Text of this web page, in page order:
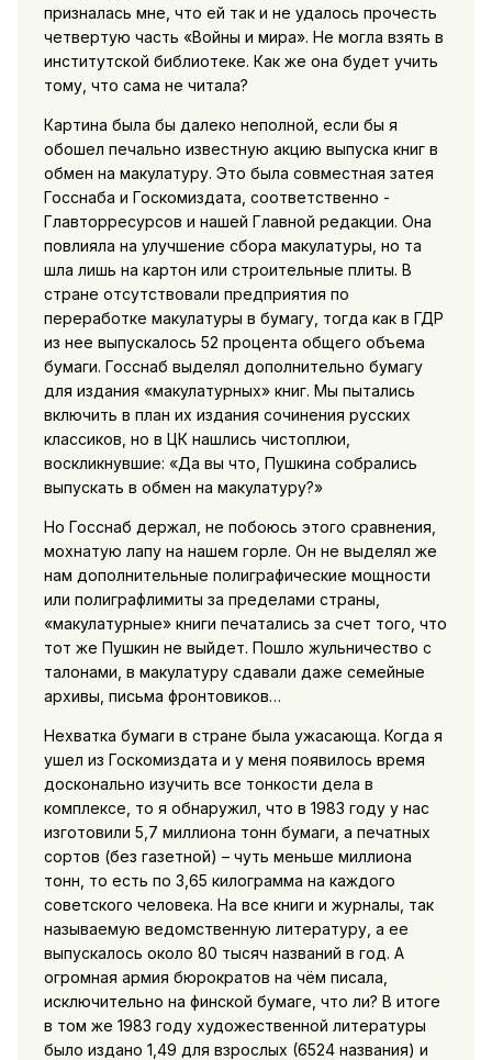
призналась мне, что ей так и не удалось прочесть
четвертую часть «Войны и мира». Не могла взять в
институтской библиотеке. Как же она будет учить
тому, что сама не читала?
Картина была бы далеко неполной, если бы я
обошел печально известную акцию выпуска книг в
обмен на макулатуру. Это была совместная затея
Госснаба и Госкомиздата, соответственно -
Главторресурсов и нашей Главной редакции. Она
повлияла на улучшение сбора макулатуры, но та
шла лишь на картон или строительные плиты. В
стране отсутствовали предприятия по
переработке макулатуры в бумагу, тогда как в ГДР
из нее выпускалось 52 процента общего объема
бумаги. Госснаб выделял дополнительно бумагу
для издания «макулатурных» книг. Мы пытались
включить в план их издания сочинения русских
классиков, но в ЦК нашлись чистоплюи,
воскликнувшие: «Да вы что, Пушкина собрались
выпускать в обмен на макулатуру?»
Но Госснаб держал, не побоюсь этого сравнения,
мохнатую лапу на нашем горле. Он не выделял же
нам дополнительные полиграфические мощности
или полиграфлимиты за пределами страны,
«макулатурные» книги печатались за счет того, что
тот же Пушкин не выйдет. Пошло жульничество с
талонами, в макулатуру сдавали даже семейные
архивы, письма фронтовиков…
Нехватка бумаги в стране была ужасающа. Когда я
ушел из Госкомиздата и у меня появилось время
досконально изучить все тонкости дела в
комплексе, то я обнаружил, что в 1983 году у нас
изготовили 5,7 миллиона тонн бумаги, а печатных
сортов (без газетной) – чуть меньше миллиона
тонн, то есть по 3,65 килограмма на каждого
советского человека. На все книги и журналы, так
называемую ведомственную литературу, а ее
выпускалось около 80 тысяч названий в год. А
огромная армия бюрократов на чём писала,
исключительно на финской бумаге, что ли? В итоге
в том же 1983 году художественной литературы
было издано 1,49 для взрослых (6524 названия) и